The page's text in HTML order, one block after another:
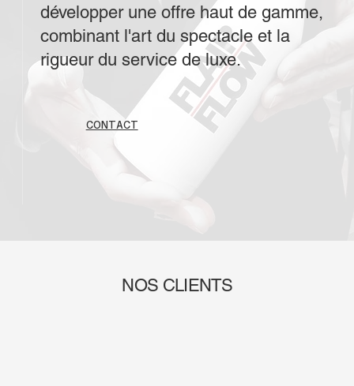
CONTACT
développer une offre haut de gamme,
combinant l'art du spectacle et la
rigueur du service de luxe.
NOS CLIENTS